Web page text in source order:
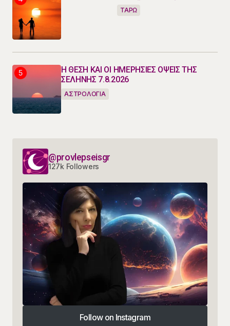
ΤΑΡΩ
Η ΘΕΣΗ ΚΑΙ ΟΙ ΗΜΕΡΗΣΙΕΣ ΟΨΕΙΣ ΤΗΣ
ΣΕΛΗΝΗΣ 7.8.2026
ΑΣΤΡΟΛΟΓΙΑ
@provlepseisgr
127k Followers
Follow on Instagram